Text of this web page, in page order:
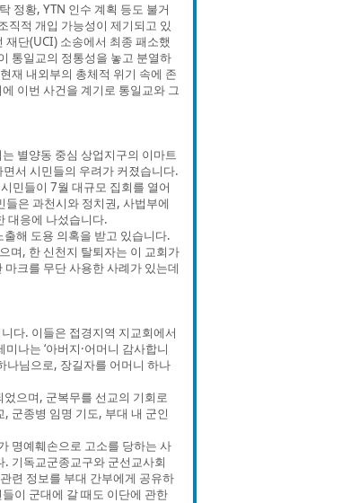
정황, YTN 인수 계획 등도 불거
직적 개입 가능성이 제기되고 있
단(UCI) 소송에서 최종 패소했
통일교의 정통성을 놓고 분열하
재 내외부의 총체적 위기 속에 존
이번 사건을 계기로 통일교와 그
별양동 중심 상업지구의 이마트
서 시민들의 우려가 커졌습니다.
민들이 7월 대규모 집회를 열어
들은 과천시와 정치권, 사법부에
대응에 나섰습니다.
해 도용 의혹을 받고 있습니다.
며, 한 신천지 탈퇴자는 이 교회가
크를 무단 사용한 사례가 있는데
다. 이들은 접경지역 지교회에서
나는 ‘아버지·어머니 감사합니
나님으로, 장길자를 어머니 하나
으며, 군복무를 선교의 기회로
군종병 임명 기도, 부대 내 군인
명예훼손으로 고소를 당하는 사
기독교군종교구와 군선교사회
련 정보를 부대 간부에게 공유하
이 군대에 갈 때도 이단에 관한